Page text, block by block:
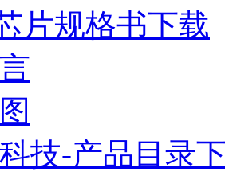
片规格书下载
技-产品目录